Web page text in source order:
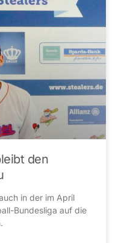
den
in der im April
Bundesliga auf die